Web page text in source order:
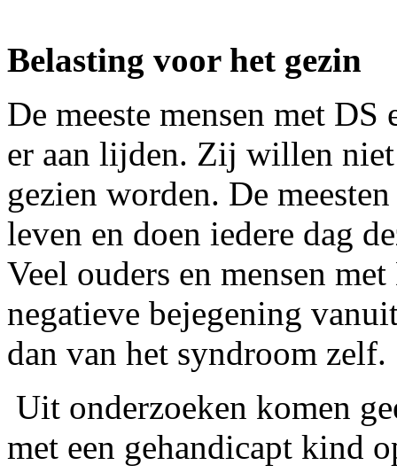
Belasting voor het gezin
De meeste mensen met
er aan lijden. Zij willen
gezien worden. De
leven en doen iedere dag
Veel ouders en mensen
negatieve bejegening
dan van het syndroom zelf.
Uit onderzoeken komen
met een gehandicapt kind